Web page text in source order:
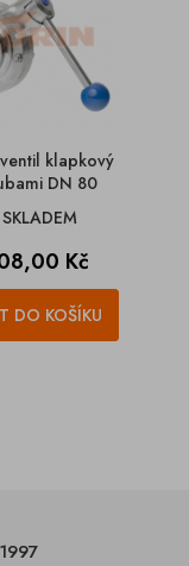
klapkový
DN 80
SKLADEM
Kč
DO KOŠÍKU